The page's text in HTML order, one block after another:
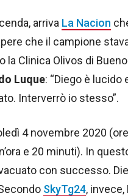
arriva La Nacion
che il campione
la Clinica Olivos di
Luque: “Diego è
Interverrò io stesso”.
4 novembre 2020
e 20 minuti). In
con successo.
SkyTg24, invece,